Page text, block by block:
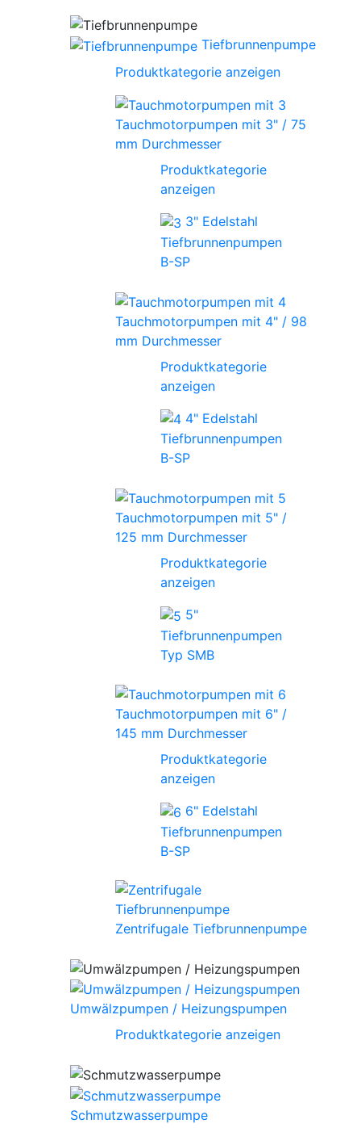
Tiefbrunnenpumpe
Produktkategorie anzeigen
Tauchmotorpumpen mit 3" / 75
mm Durchmesser
Produktkategorie
anzeigen
3" Edelstahl
Tiefbrunnenpumpen
B-SP
Tauchmotorpumpen mit 4" / 98
mm Durchmesser
Produktkategorie
anzeigen
4" Edelstahl
Tiefbrunnenpumpen
B-SP
Tauchmotorpumpen mit 5" /
125 mm Durchmesser
Produktkategorie
anzeigen
5"
Tiefbrunnenpumpen
Typ SMB
Tauchmotorpumpen mit 6" /
145 mm Durchmesser
Produktkategorie
anzeigen
6" Edelstahl
Tiefbrunnenpumpen
B-SP
Zentrifugale Tiefbrunnenpumpe
Umwälzpumpen / Heizungspumpen
Produktkategorie anzeigen
Schmutzwasserpumpe